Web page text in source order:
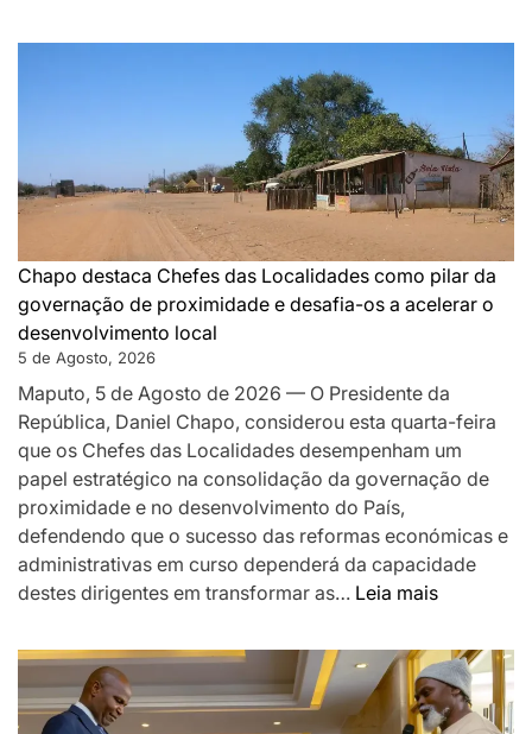
MONTANHA
DA
PAZ
SILENCIOU
AS
ARMAS
EM
MOÇAMBIQUE
Chapo destaca Chefes das Localidades como pilar da
governação de proximidade e desafia-os a acelerar o
desenvolvimento local
5 de Agosto, 2026
Maputo, 5 de Agosto de 2026 — O Presidente da
República, Daniel Chapo, considerou esta quarta-feira
que os Chefes das Localidades desempenham um
papel estratégico na consolidação da governação de
proximidade e no desenvolvimento do País,
defendendo que o sucesso das reformas económicas e
administrativas em curso dependerá da capacidade
destes dirigentes em transformar as… Leia mais:
destaca
Chefes
das